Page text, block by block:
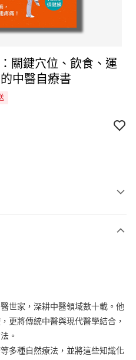
關鍵穴位、飲食、運
中醫自療書
世家，深耕中醫領域數十載。他
更將傳統中醫與現代醫學結合，
。
多種自然療法，並將這些知識化